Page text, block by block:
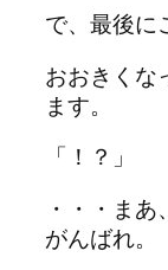
で、最後に
おおきくな
ます。
「！？」
・・・まあ
がんばれ。